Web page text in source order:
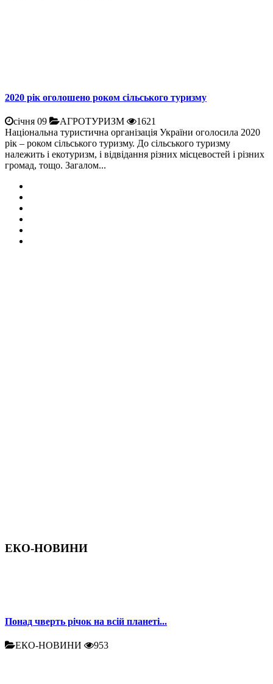
2020 рік оголошено роком сільського туризму
січня 09 АГРОТУРИЗМ
1621
Національна туристична організація України оголосила 2020
рік – роком сільського туризму. До сільського туризму
належить і екотуризм, і відвідання різних місцевостей і різних
громад, тощо. Загалом...
ЕКО-НОВИНИ
Понад чверть річок на всій планеті...
ЕКО-НОВИНИ 953